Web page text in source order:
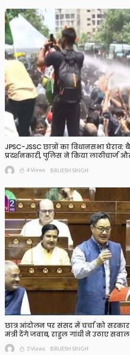
JPSC-JSSC छात्रों का विधानसभा
प्रदर्शनकारी, पुलिस ने किया
4 Views BRIJESH SINGH
छात्र आंदोलन पर संसद में चर्चा को
मंत्री देंगे जवाब, राहुल गांधी ने उठाए सवाल
5 Views BRIJESH SINGH